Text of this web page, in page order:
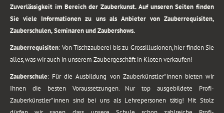
Zuverlässigkeit im Bereich der Zauberkunst. Auf unseren Seiten finden
Sie viele Informationen zu uns als Anbieter von Zauberrequisiten,
Zauberschulen, Seminaren und Zaubershows.
Zauberrequisiten: Von Tischzauberei bis zu Grossillusionen, hier finden Sie
alles, was wir auch in unserem Zaubergeschäft in Kloten verkaufen!
Zauberschule: Für die Ausbildung von Zauberkünstler*innen bieten wir
Ihnen die besten Voraussetzungen. Nur top ausgebildete Profi-
Zauberkünstler*innen sind bei uns als Lehrepersonen tätig! Mit Stolz